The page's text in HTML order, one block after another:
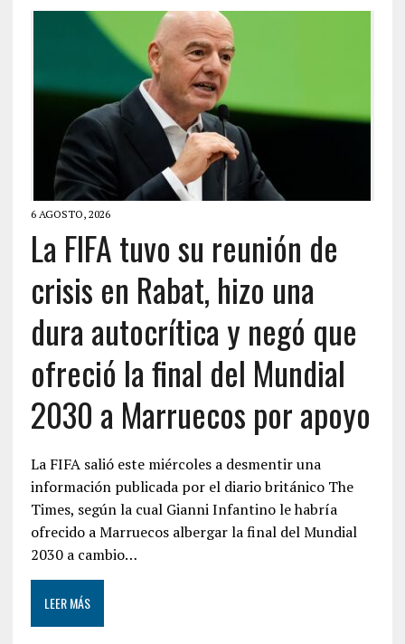
6 AGOSTO, 2026
La FIFA tuvo su reunión de
crisis en Rabat, hizo una
dura autocrítica y negó que
ofreció la final del Mundial
2030 a Marruecos por apoyo
La FIFA salió este miércoles a desmentir una
información publicada por el diario británico The
Times, según la cual Gianni Infantino le habría
ofrecido a Marruecos albergar la final del Mundial
2030 a cambio…
LEER MÁS